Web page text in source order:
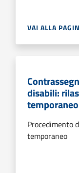
VAI ALLA
disabili:
temporaneo
Procedimento
temporaneo